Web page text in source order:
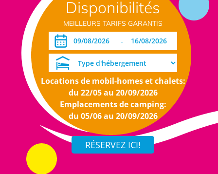
Disponibilités
MEILLEURS TARIFS GARANTIS
-
Locations de mobil-homes et chalets:
du 22/05 au 20/09/2026
Emplacements de camping:
du 05/06 au 20/09/2026